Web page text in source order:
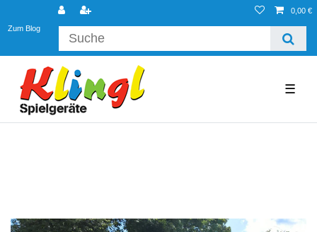
Zum Blog
0,00 €
☰